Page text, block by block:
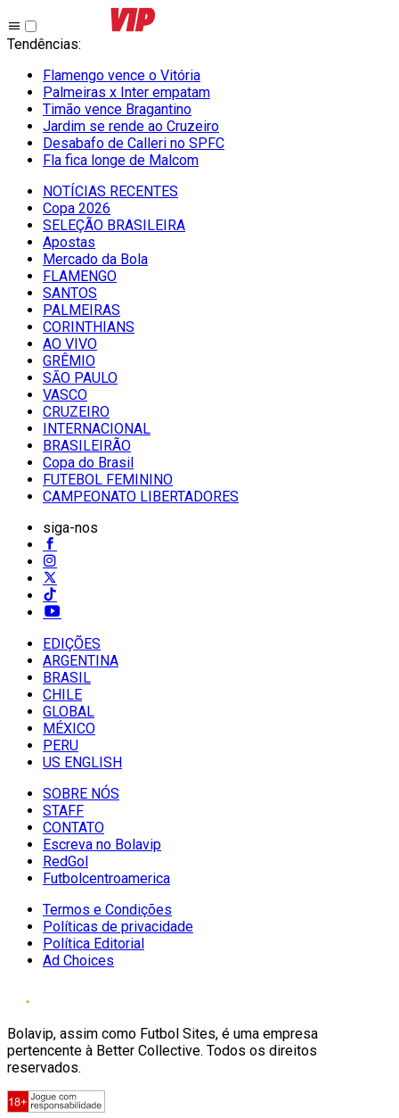
Tendências:
Flamengo vence o Vitória
Palmeiras x Inter empatam
Timão vence Bragantino
Jardim se rende ao Cruzeiro
Desabafo de Calleri no SPFC
Fla fica longe de Malcom
NOTÍCIAS RECENTES
Copa 2026
SELEÇÃO BRASILEIRA
Apostas
Mercado da Bola
FLAMENGO
SANTOS
PALMEIRAS
CORINTHIANS
AO VIVO
GRÊMIO
SĀO PAULO
VASCO
CRUZEIRO
INTERNACIONAL
BRASILEIRÃO
Copa do Brasil
FUTEBOL FEMININO
CAMPEONATO LIBERTADORES
siga-nos
EDIÇÕES
ARGENTINA
BRASIL
CHILE
GLOBAL
MÉXICO
PERU
US ENGLISH
SOBRE NÓS
STAFF
CONTATO
Escreva no Bolavip
RedGol
Futbolcentroamerica
Termos e Condições
Políticas de privacidade
Política Editorial
Ad Choices
Bolavip, assim como Futbol Sites, é uma empresa
pertencente à Better Collective. Todos os direitos
reservados.